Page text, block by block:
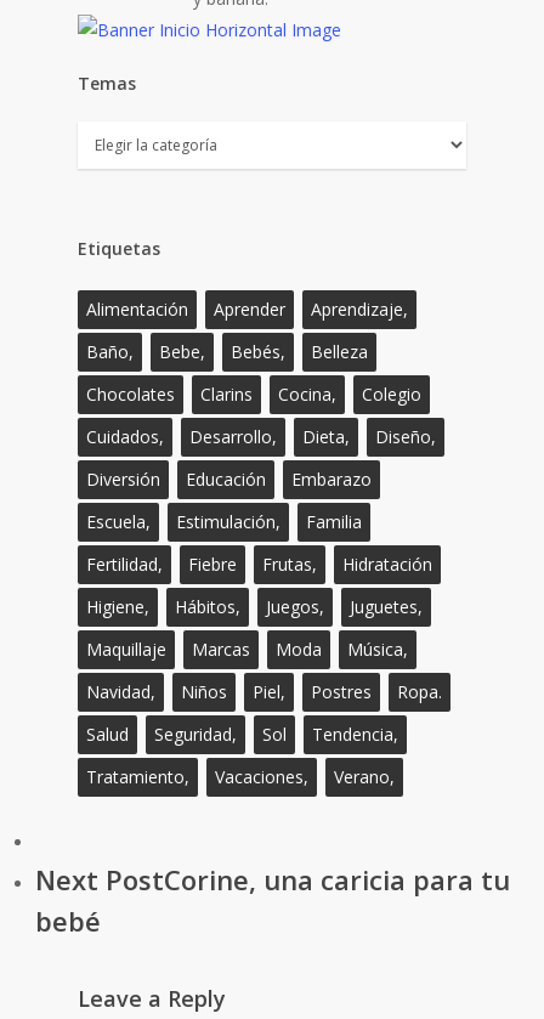
Temas
Temas
Etiquetas
Alimentación Aprender
Aprendizaje,
Baño,
Bebe, Bebés,
Belleza
Chocolates
Clarins Cocina,
Colegio
Cuidados,
Desarrollo, Dieta,
Diseño,
Diversión
Educación
Embarazo
Escuela,
Estimulación,
Familia
Fertilidad,
Fiebre Frutas,
Hidratación
Higiene,
Hábitos, Juegos,
Juguetes,
Maquillaje
Marcas Moda
Música,
Navidad,
Niños Piel, Postres
Ropa.
Salud
Seguridad, Sol
Tendencia,
Tratamiento,
Vacaciones, Verano,
Next PostCorine, una caricia para tu
bebé
Leave a Reply